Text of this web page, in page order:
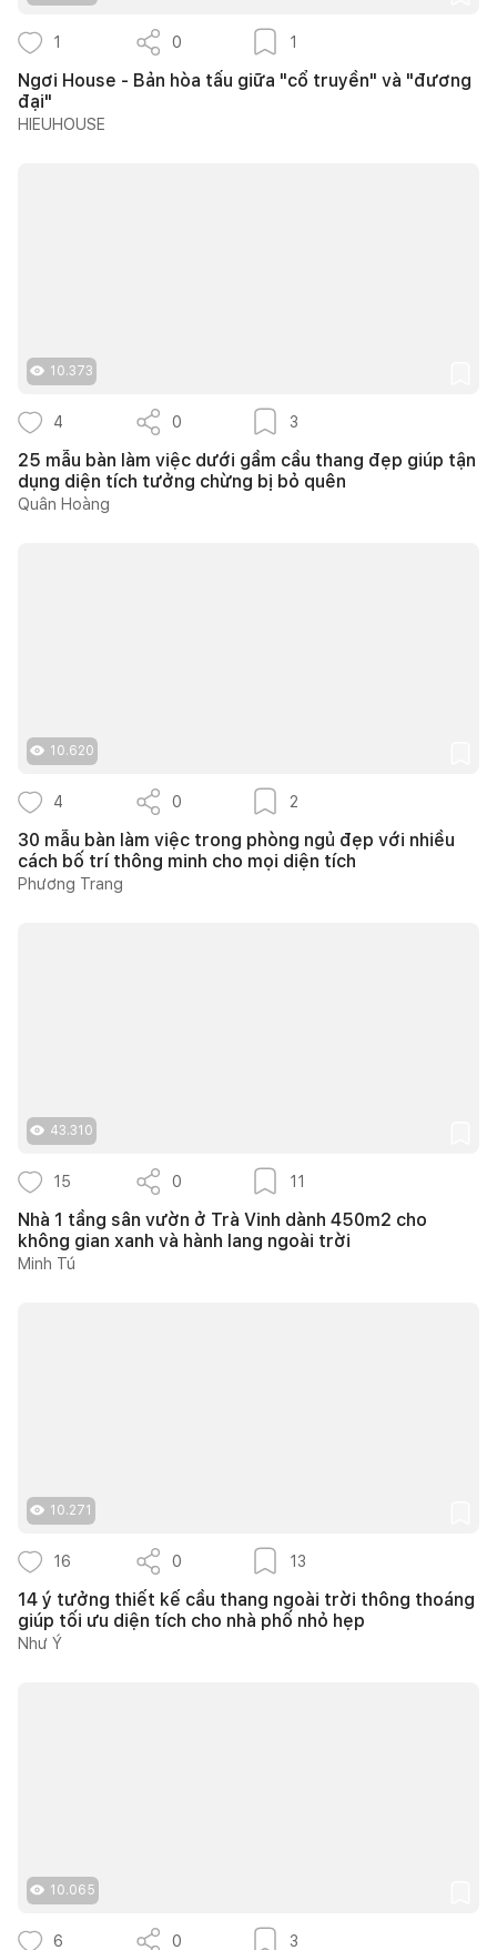
1 0 1
Ngơi House - Bản hòa tấu giữa "cổ truyền" và "đương
đại"
HIEUHOUSE
10.373
4 0 3
25 mẫu bàn làm việc dưới gầm cầu thang đẹp giúp tận
dụng diện tích tưởng chừng bị bỏ quên
Quân Hoàng
10.620
4 0 2
30 mẫu bàn làm việc trong phòng ngủ đẹp với nhiều
cách bố trí thông minh cho mọi diện tích
Phương Trang
43.310
15 0 11
Nhà 1 tầng sân vườn ở Trà Vinh dành 450m2 cho
không gian xanh và hành lang ngoài trời
Minh Tú
10.271
16 0 13
14 ý tưởng thiết kế cầu thang ngoài trời thông thoáng
giúp tối ưu diện tích cho nhà phố nhỏ hẹp
Như Ý
10.065
6 0 3